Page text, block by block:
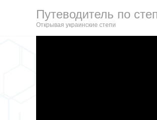
Путеводитель по
Открывая украинские степи